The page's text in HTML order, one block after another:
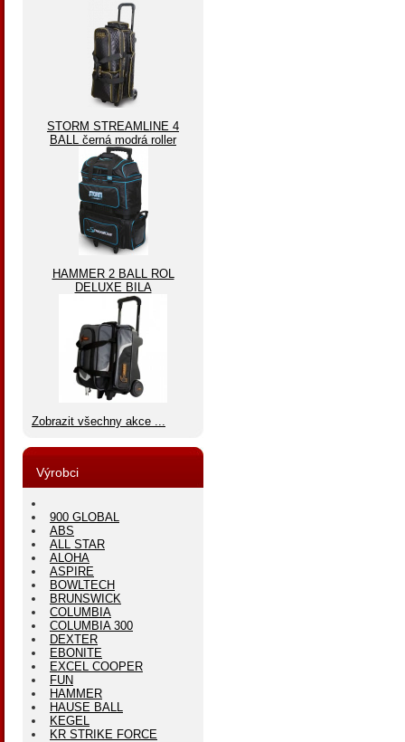
STORM STREAMLINE 4
BALL černá modrá roller
HAMMER 2 BALL ROL
DELUXE BILA
Zobrazit všechny akce ...
Výrobci
900 GLOBAL
ABS
ALL STAR
ALOHA
ASPIRE
BOWLTECH
BRUNSWICK
COLUMBIA
COLUMBIA 300
DEXTER
EBONITE
EXCEL COOPER
FUN
HAMMER
HAUSE BALL
KEGEL
KR STRIKE FORCE